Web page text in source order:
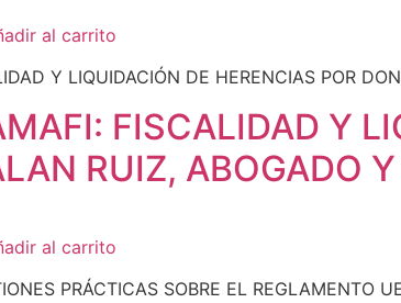
al carrito
FISCALIDAD Y
RUIZ, ABOGADO
al carrito